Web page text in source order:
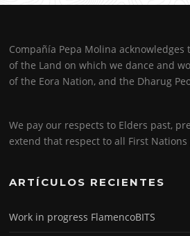
Compañía Pepa Molina
of the Land on which we dance and
of the Eora Nation, and the Dharug
We pay our respects to Elders past,
extend that respect to all First Nations
ARTÍCULOS RECIENTES
Work in progress FlamencoBITS